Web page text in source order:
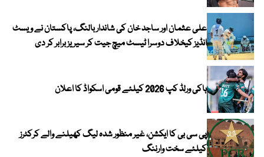
علی عثمان اور ساجد خان کی شاندار بالنگ، پاکستان نے ویسٹ
انڈیز کیخلاف دوسرا ٹیسٹ میچ جیت کر سیریز برابر کر دی
ہاکی ورلڈ کپ 2026 کیلئے قومی اسکواڈ کا اعلان
پی سی بی کا ایکشن، غیر منظور شدہ لیگ کھیلنے والے کرکٹرز
کیلئے سخت وارننگ